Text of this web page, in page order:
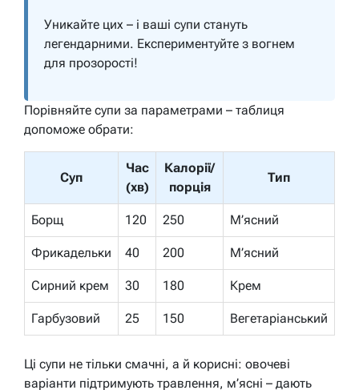
Уникайте цих – і ваші супи стануть
легендарними. Експериментуйте з вогнем
для прозорості!
Порівняйте супи за параметрами – таблиця
допоможе обрати:
Суп
Час
(хв)
Калорії/
порція
Тип
Борщ 120 250 М’ясний
Фрикадельки 40 200 М’ясний
Сирний крем 30 180 Крем
Гарбузовий 25 150 Вегетаріанський
Ці супи не тільки смачні, а й корисні: овочеві
варіанти підтримують травлення, м’ясні – дають